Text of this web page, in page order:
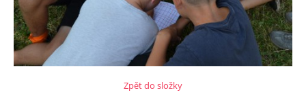
Zpět do složky